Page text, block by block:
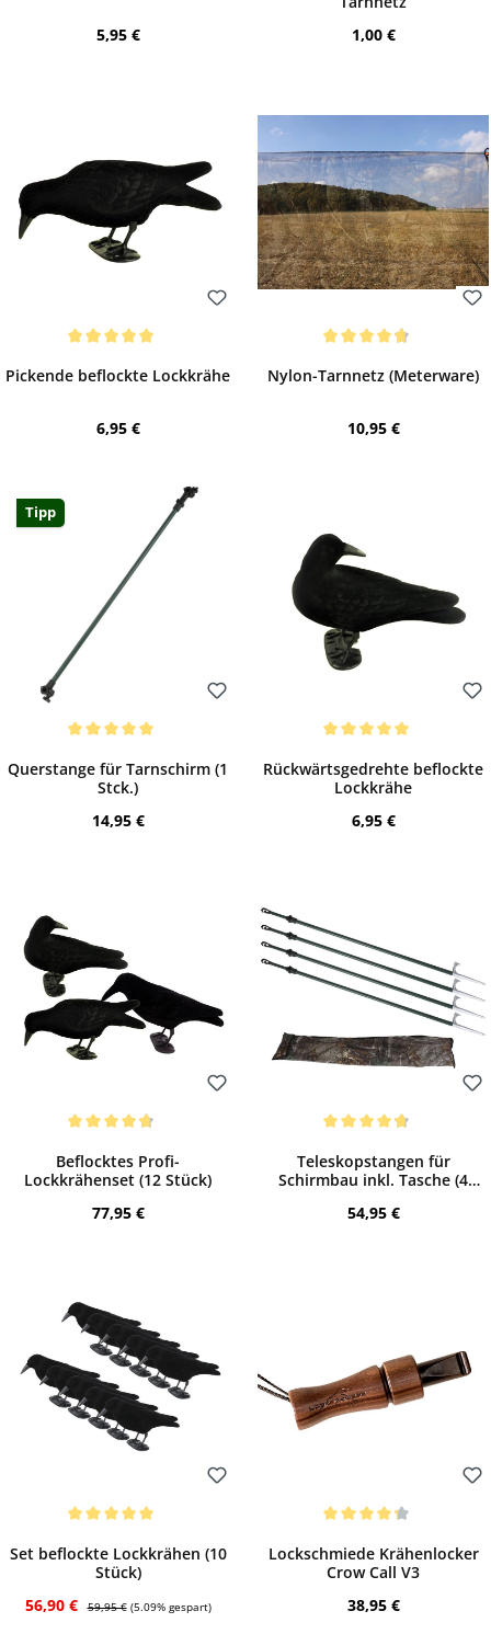
Regulärer Preis:
5,95 €
Regulärer Preis:
1,00 €
Bewerten
Pickende beflockte Lockkrähe
Regulärer Preis:
6,95 €
Bewerten
Nylon-Tarnnetz (Meterware)
Regulärer Preis:
10,95 €
Tipp
Bewerten
Querstange für Tarnschirm (1
Stck.)
Regulärer Preis:
14,95 €
Bewerten
Rückwärtsgedrehte beflockte
Lockkrähe
Regulärer Preis:
6,95 €
Bewerten
Beflocktes Profi-
Lockkrähenset (12 Stück)
Regulärer Preis:
77,95 €
Bewerten
Teleskopstangen für
Schirmbau inkl. Tasche (4
Regulärer Preis:
54,95 €
Bewerten
Set beflockte Lockkrähen (10
Stück)
Verkaufspreis:
56,90 € Regulärer Preis:
59,95 € (5.09% gespart)
Bewerten
Lockschmiede Krähenlocker
Crow Call V3
Regulärer Preis:
38,95 €